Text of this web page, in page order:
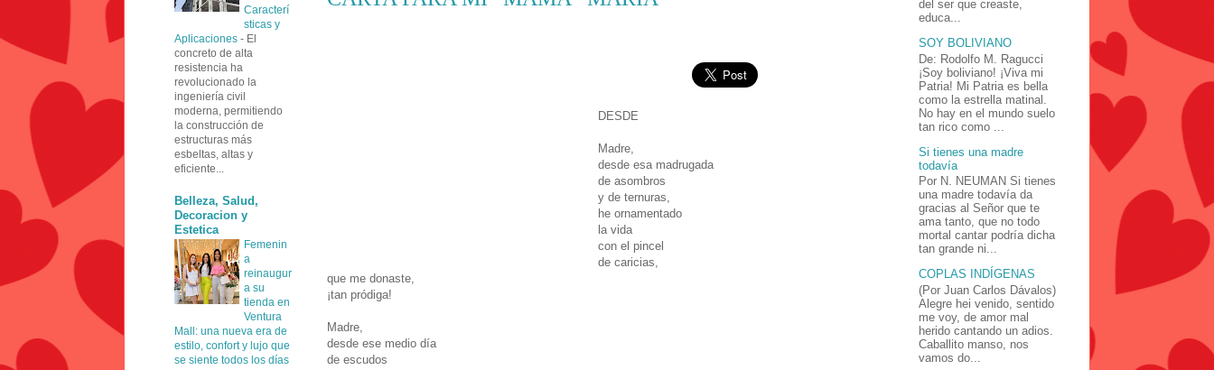
DESDE
Madre,
desde esa madrugada
de asombros
y de ternuras,
he ornamentado
la vida
con el pincel
de caricias,
que me donaste,
¡tan pródiga!
Madre,
desde ese medio día
de escudos
Caracterí
sticas y
Aplicaciones - El
concreto de alta
resistencia ha
revolucionado la
ingeniería civil
moderna, permitiendo
la construcción de
estructuras más
esbeltas, altas y
eficiente...
Belleza, Salud,
Decoracion y
Estetica
Femenin
a
reinaugur
a su
tienda en
Ventura
Mall: una nueva era de
estilo, confort y lujo que
se siente todos los días
del ser que creaste,
educa...
SOY BOLIVIANO
De: Rodolfo M. Ragucci
¡Soy boliviano! ¡Viva mi
Patria! Mi Patria es bella
como la estrella matinal.
No hay en el mundo suelo
tan rico como ...
Si tienes una madre
todavía
Por N. NEUMAN Si tienes
una madre todavía da
gracias al Señor que te
ama tanto, que no todo
mortal cantar podría dicha
tan grande ni...
COPLAS INDÍGENAS
(Por Juan Carlos Dávalos)
Alegre hei venido, sentido
me voy, de amor mal
herido cantando un adios.
Caballito manso, nos
vamos do...